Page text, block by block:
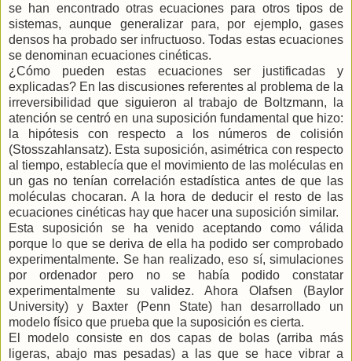
se han encontrado otras ecuaciones para otros tipos de
sistemas, aunque generalizar para, por ejemplo, gases
densos ha probado ser infructuoso. Todas estas ecuaciones
se denominan ecuaciones cinéticas.
¿Cómo pueden estas ecuaciones ser justificadas y
explicadas? En las discusiones referentes al problema de la
irreversibilidad que siguieron al trabajo de Boltzmann, la
atención se centró en una suposición fundamental que hizo:
la hipótesis con respecto a los números de colisión
(Stosszahlansatz). Esta suposición, asimétrica con respecto
al tiempo, establecía que el movimiento de las moléculas en
un gas no tenían correlación estadística antes de que las
moléculas chocaran. A la hora de deducir el resto de las
ecuaciones cinéticas hay que hacer una suposición similar.
Esta suposición se ha venido aceptando como válida
porque lo que se deriva de ella ha podido ser comprobado
experimentalmente. Se han realizado, eso sí, simulaciones
por ordenador pero no se había podido constatar
experimentalmente su validez. Ahora Olafsen (Baylor
University) y Baxter (Penn State) han desarrollado un
modelo físico que prueba que la suposición es cierta.
El modelo consiste en dos capas de bolas (arriba más
ligeras, abajo mas pesadas) a las que se hace vibrar a